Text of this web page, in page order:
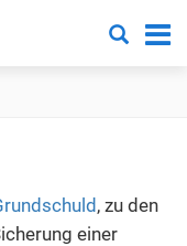
Suchen
, zu den
einer